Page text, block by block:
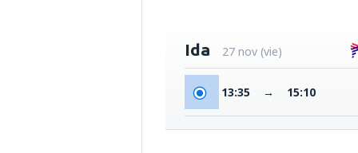
Ida 27 nov (vie)
13:35 → 15:10